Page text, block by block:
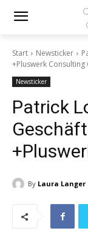
Start Newsticker
+Pluswerk Consulting
Newsticker
Patrick
By Laura Langer